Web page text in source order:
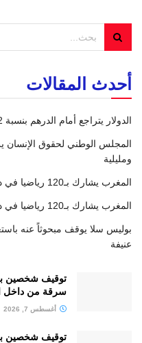
أحدث المقالات
الدولار يتراجع أمام الدرهم بنسبة 0,42% خلال أسبوع
المجلس الوطني لحقوق الإنسان
ومليلية
المغرب يشارك بـ120 رياضيا في دورة تارانتو 2026
المغرب يشارك بـ120 رياضيا في دورة تارانتو 2026
بوليس سلا يوقف مبحوثاً عنه
عنيفة
توقيف شخصين
سرقة من داخل
أغسطس 7, 2026
توقيف شخصين